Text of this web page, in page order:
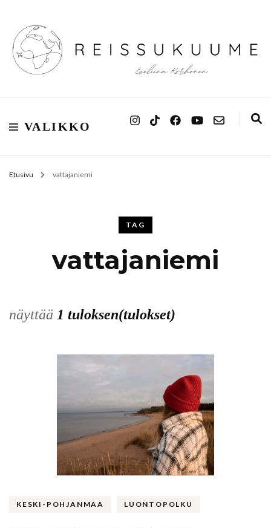
Reissukuume
VALIKKO
Etusivu vattajaniemi
TAG
vattajaniemi
näyttää 1 tuloksen(tulokset)
KESKI-POHJANMAA LUONTOPOLKU